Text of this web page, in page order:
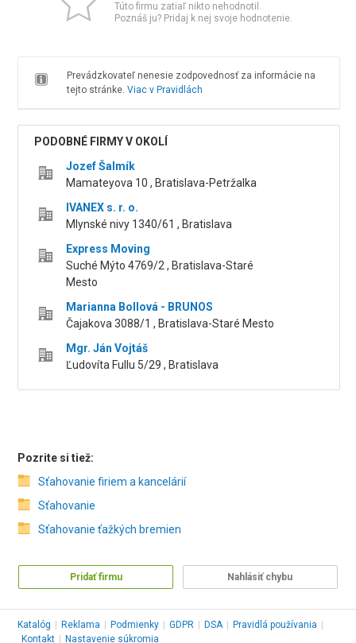
Túto firmu zatiaľ nikto nehodnotil.
Poznáš ju? Pridaj k nej svoje hodnotenie.
Prevádzkovateľ nenesie zodpovednosť za informácie na
tejto stránke. Viac v Pravidlách
PODOBNÉ FIRMY V OKOLÍ
Jozef Šalmík
Mamateyova 10 , Bratislava-Petržalka
IVANEX s. r. o.
Mlynské nivy 1340/61 , Bratislava
Express Moving
Suché Mýto 4769/2 , Bratislava-Staré
Mesto
Marianna Bollová - BRUNOS
Čajakova 3088/1 , Bratislava-Staré Mesto
Mgr. Ján Vojtáš
Ľudovíta Fullu 5/29 , Bratislava
Pozrite si tiež:
Sťahovanie firiem a kancelárií
Sťahovanie
Sťahovanie ťažkých bremien
Pridať firmu Nahlásiť chybu
Katalóg Reklama Podmienky GDPR DSA Pravidlá používania
Kontakt
Nastavenie súkromia